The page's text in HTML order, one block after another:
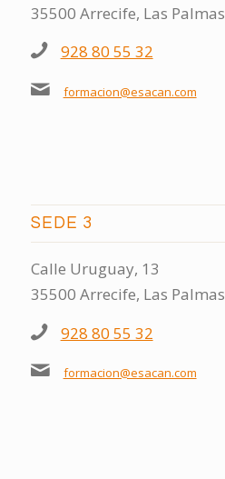
35500 Arrecife, Las Palmas
928 80 55 32
formacion@esacan.com
SEDE 3
Calle Uruguay, 13
35500 Arrecife, Las Palmas
928 80 55 32
formacion@esacan.com